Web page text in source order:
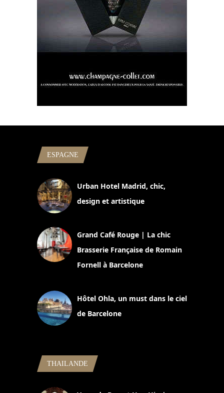
ESPAGNE
Urban Hotel Madrid, chic,
design et artistique
Grand Café Rouge | La chic
Brasserie Française de Romain
Fornell à Barcelone
Hôtel Ohla, un must dans le ciel
de Barcelone
THAILANDE